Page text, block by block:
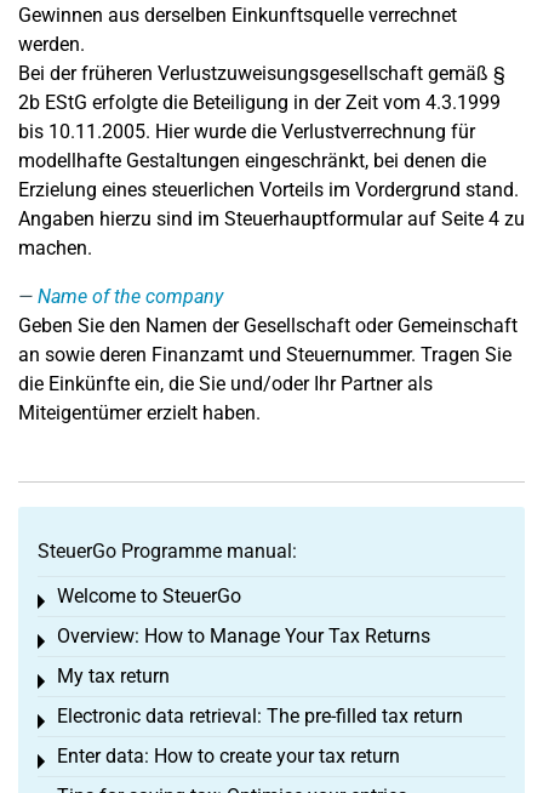
Gewinnen aus derselben Einkunftsquelle verrechnet
werden.
Bei der früheren Verlustzuweisungsgesellschaft gemäß §
2b EStG erfolgte die Beteiligung in der Zeit vom 4.3.1999
bis 10.11.2005. Hier wurde die Verlustverrechnung für
modellhafte Gestaltungen eingeschränkt, bei denen die
Erzielung eines steuerlichen Vorteils im Vordergrund stand.
Angaben hierzu sind im Steuerhauptformular auf Seite 4 zu
machen.
Name of the company
Geben Sie den Namen der Gesellschaft oder Gemeinschaft
an sowie deren Finanzamt und Steuernummer. Tragen Sie
die Einkünfte ein, die Sie und/oder Ihr Partner als
Miteigentümer erzielt haben.
SteuerGo Programme manual:
Welcome to SteuerGo
Toggle menu
Overview: How to Manage Your Tax Returns
Toggle menu
My tax return
Toggle menu
Electronic data retrieval: The pre-filled tax return
Toggle menu
Enter data: How to create your tax return
Toggle menu